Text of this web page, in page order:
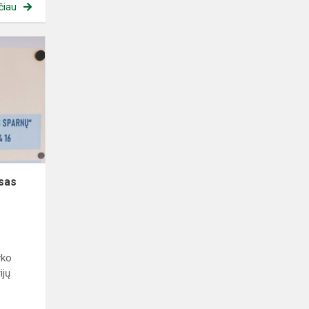
skaitymo